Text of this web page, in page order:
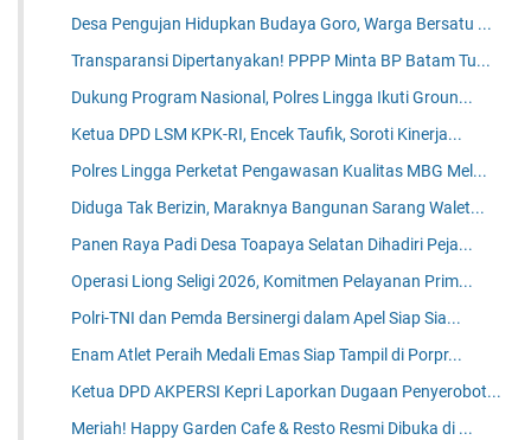
Desa Pengujan Hidupkan Budaya Goro, Warga Bersatu ...
Transparansi Dipertanyakan! PPPP Minta BP Batam Tu...
Dukung Program Nasional, Polres Lingga Ikuti Groun...
Ketua DPD LSM KPK-RI, Encek Taufik, Soroti Kinerja...
Polres Lingga Perketat Pengawasan Kualitas MBG Mel...
Diduga Tak Berizin, Maraknya Bangunan Sarang Walet...
Panen Raya Padi Desa Toapaya Selatan Dihadiri Peja...
Operasi Liong Seligi 2026, Komitmen Pelayanan Prim...
Polri-TNI dan Pemda Bersinergi dalam Apel Siap Sia...
Enam Atlet Peraih Medali Emas Siap Tampil di Porpr...
Ketua DPD AKPERSI Kepri Laporkan Dugaan Penyerobot...
Meriah! Happy Garden Cafe & Resto Resmi Dibuka di ...